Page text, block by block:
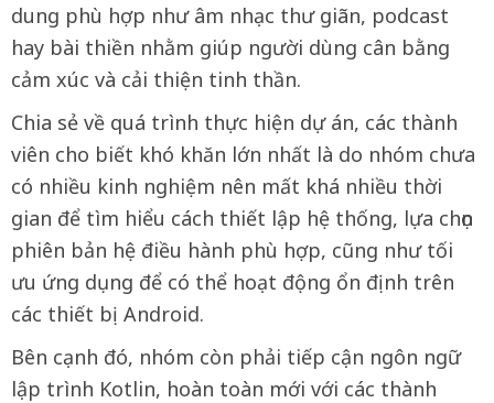
dung phù hợp như âm nhạc thư giãn, podcast
hay bài thiền nhằm giúp người dùng cân bằng
cảm xúc và cải thiện tinh thần.
Chia sẻ về quá trình thực hiện dự án, các thành
viên cho biết khó khăn lớn nhất là do nhóm chưa
có nhiều kinh nghiệm nên mất khá nhiều thời
gian để tìm hiểu cách thiết lập hệ thống, lựa chọn
phiên bản hệ điều hành phù hợp, cũng như tối
ưu ứng dụng để có thể hoạt động ổn định trên
các thiết bị Android.
Bên cạnh đó, nhóm còn phải tiếp cận ngôn ngữ
lập trình Kotlin, hoàn toàn mới với các thành